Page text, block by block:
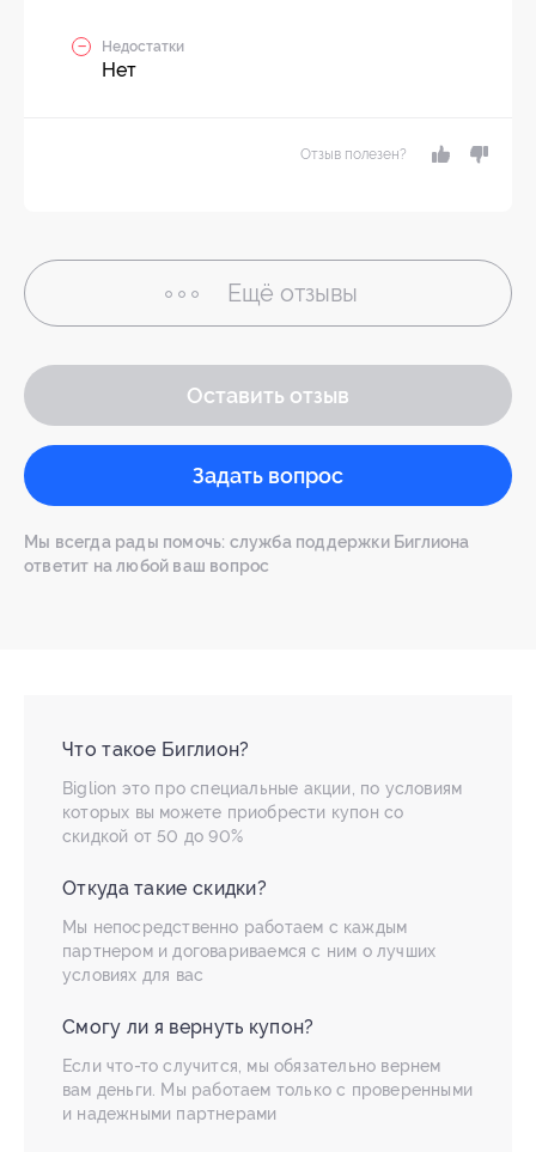
Недостатки
Нет
Отзыв полезен?
Ещё отзывы
Оставить отзыв
Задать вопрос
Мы всегда рады помочь: служба поддержки Биглиона
ответит на любой ваш вопрос
Что такое Биглион?
Biglion это про специальные акции, по условиям
которых вы можете приобрести купон со
скидкой от 50 до 90%
Откуда такие скидки?
Мы непосредственно работаем с каждым
партнером и договариваемся с ним о лучших
условиях для вас
Смогу ли я вернуть купон?
Если что-то случится, мы обязательно вернем
вам деньги. Мы работаем только с проверенными
и надежными партнерами